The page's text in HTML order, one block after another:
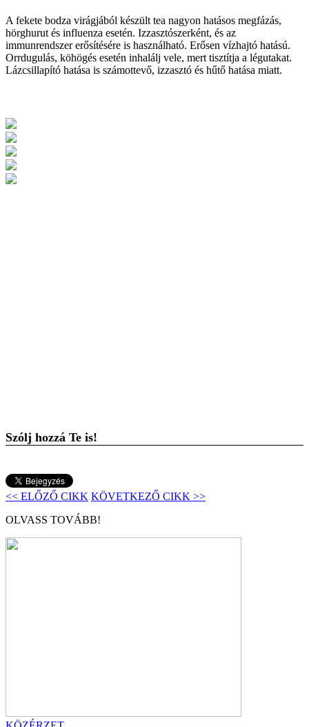
A fekete bodza virágjából készült tea nagyon hatásos megfázás,
hörghurut és influenza esetén. Izzasztószerként, és az
immunrendszer erősítésére is használható. Erősen vízhajtó hatású.
Orrdugulás, köhögés esetén inhalálj vele, mert tisztítja a légutakat.
Lázcsillapító hatása is számottevő, izzasztó és hűtő hatása miatt.
Szólj hozzá Te is!
<< ELŐZŐ CIKK KÖVETKEZŐ CIKK >>
OLVASS TOVÁBB!